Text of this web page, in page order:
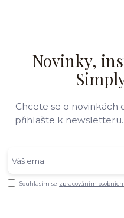
Novinky,
Chcete se o novinkách
přihlašte k
Souhlasím se zpracováním